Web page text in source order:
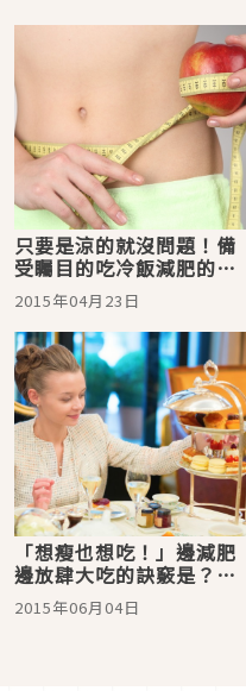
只要是涼的就沒問題！備
受矚目的吃冷飯減肥的正
確方法
2015年04月23日
「想瘦也想吃！」邊減肥
邊放肆大吃的訣竅是？減
肥方法～
2015年06月04日